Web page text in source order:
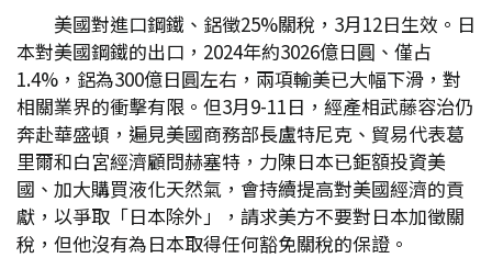
美國對進口鋼鐵、鋁徵25%關稅，3月12日生效。日
本對美國鋼鐵的出口，2024年約3026億日圓、僅占
1.4%，鋁為300億日圓左右，兩項輸美已大幅下滑，對
相關業界的衝擊有限。但3月9-11日，經產相武藤容治仍
奔赴華盛頓，遍見美國商務部長盧特尼克、貿易代表葛
里爾和白宮經濟顧問赫塞特，力陳日本已鉅額投資美
國、加大購買液化天然氣，會持續提高對美國經濟的貢
獻，以爭取「日本除外」，請求美方不要對日本加徵關
稅，但他沒有為日本取得任何豁免關稅的保證。